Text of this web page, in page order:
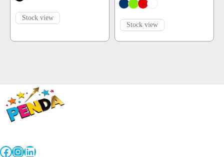
Stock view
Stock view
Facebook
Instagram
LinkedIn